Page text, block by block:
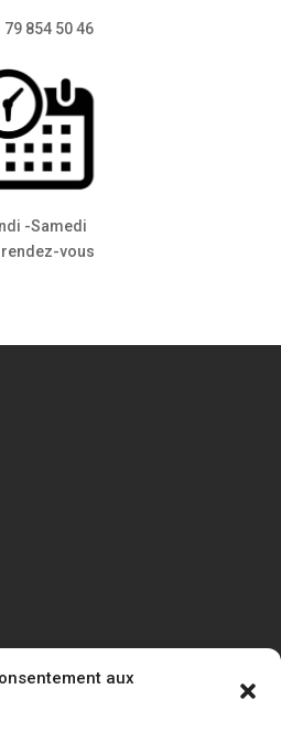
aux
79 854 50 46
-Samedi
vous